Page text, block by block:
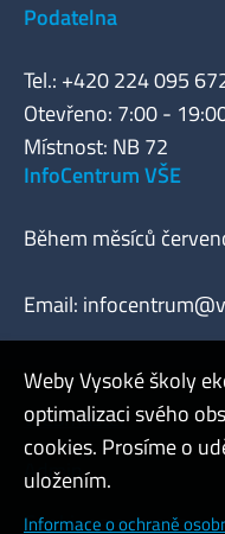
Podatelna
Tel.: +420 224 095
Otevřeno: 7:00 -
Místnost: NB 72
InfoCentrum VŠE
Během měsíců
Email:
Webmaster
Admin
Cookies a ochrana
Weby Vysoké školy
optimalizaci svého
cookies. Prosíme o
uložením.
Informace o ochraně